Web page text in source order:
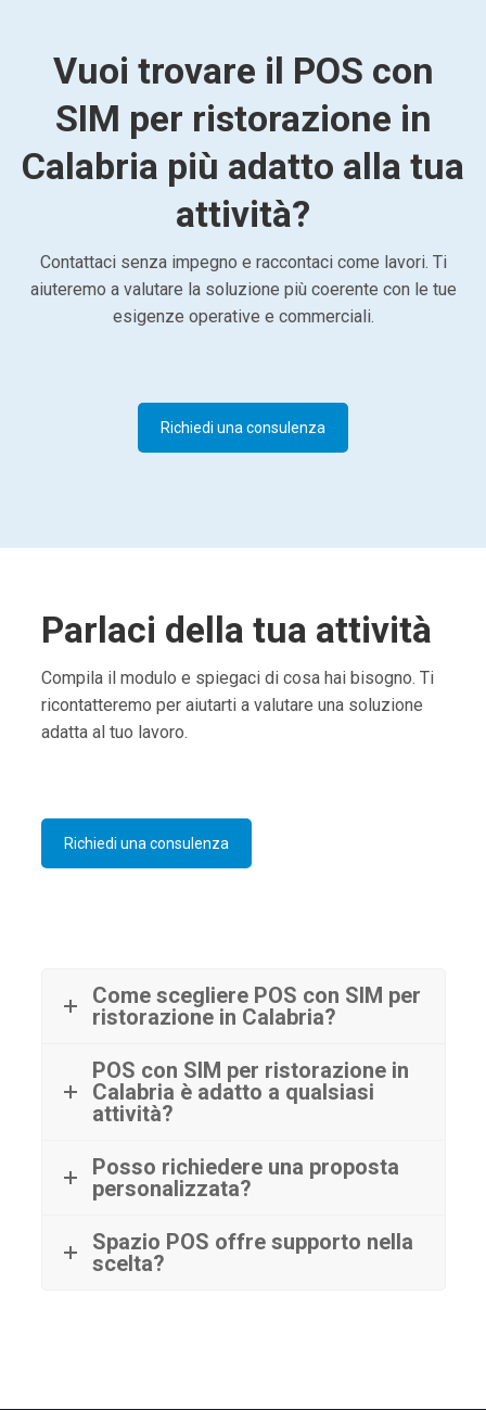
Vuoi trovare il POS con
SIM per ristorazione in
Calabria più adatto alla tua
attività?
Contattaci senza impegno e raccontaci come lavori. Ti
aiuteremo a valutare la soluzione più coerente con le tue
esigenze operative e commerciali.
Richiedi una consulenza
Parlaci della tua attività
Compila il modulo e spiegaci di cosa hai bisogno. Ti
ricontatteremo per aiutarti a valutare una soluzione
adatta al tuo lavoro.
Richiedi una consulenza
Come scegliere POS con SIM per
ristorazione in Calabria?
POS con SIM per ristorazione in
Calabria è adatto a qualsiasi
attività?
Posso richiedere una proposta
personalizzata?
Spazio POS offre supporto nella
scelta?